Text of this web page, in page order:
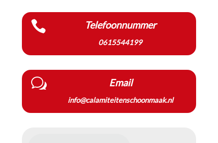
 Telefoonnummer
0615544199
w Email
info@calamiteitenschoonmaak.nl